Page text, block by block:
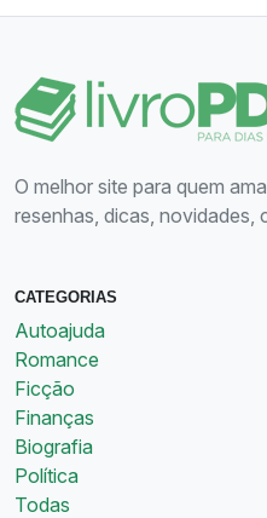
O melhor site para quem
resenhas, dicas, novidades,
CATEGORIAS
Autoajuda
Romance
Ficção
Finanças
Biografia
Política
Todas